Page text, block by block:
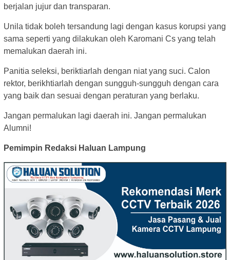
berjalan jujur dan transparan.
Unila tidak boleh tersandung lagi dengan kasus korupsi yang
sama seperti yang dilakukan oleh Karomani Cs yang telah
memalukan daerah ini.
Panitia seleksi, beriktiarlah dengan niat yang suci. Calon
rektor, berikhtiarlah dengan sungguh-sungguh dengan cara
yang baik dan sesuai dengan peraturan yang berlaku.
Jangan permalukan lagi daerah ini. Jangan permalukan
Alumni!
Pemimpin Redaksi Haluan Lampung